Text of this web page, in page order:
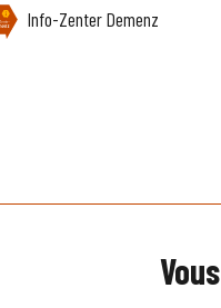
Info-Zenter Demenz